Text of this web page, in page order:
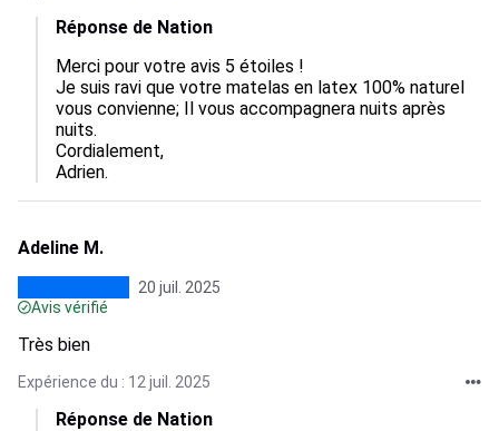
Réponse de Nation
Merci pour votre avis 5 étoiles !
Je suis ravi que votre matelas en latex 100% naturel
vous convienne; Il vous accompagnera nuits après
nuits.
Cordialement,
Adrien.
Adeline M.
20 juil. 2025
Avis vérifié
Très bien
Expérience du : 12 juil. 2025
Réponse de Nation